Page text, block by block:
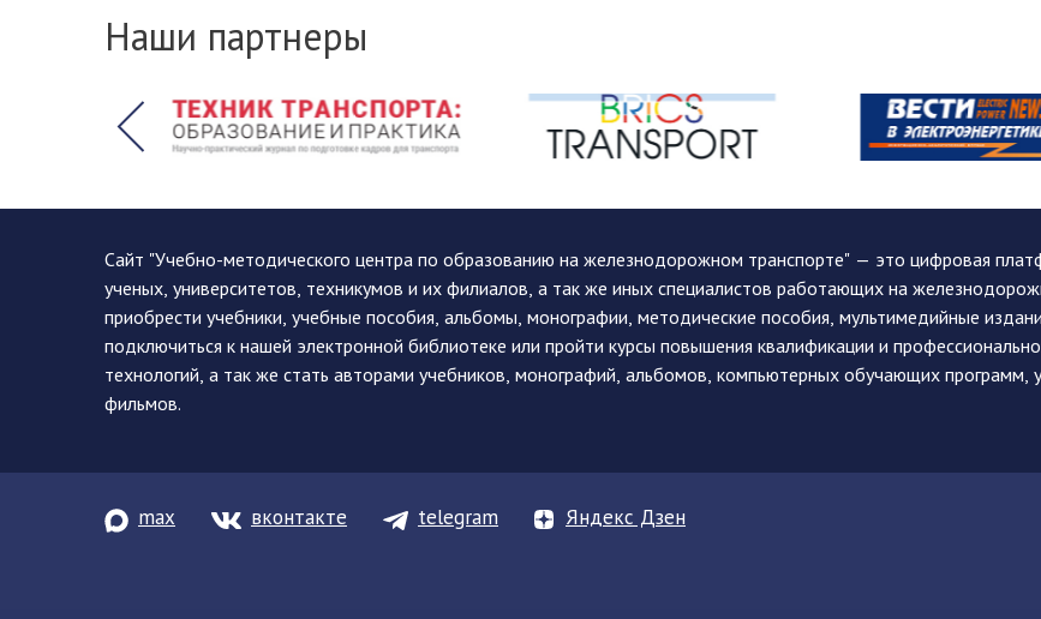
Наши партнеры
Сайт "Учебно-методического центра по образованию на железнодорожном транспорте" — это цифровая
ученых, университетов, техникумов и их филиалов, а так же иных специалистов работающих на
приобрести учебники, учебные пособия, альбомы, монографии, методические пособия, мультимедийные
подключиться к нашей электронной библиотеке или пройти курсы повышения квалификации и
технологий, а так же стать авторами учебников, монографий, альбомов, компьютерных обучающих программ,
фильмов.
max вконтакте telegram Яндекс Дзен